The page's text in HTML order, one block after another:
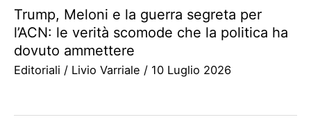
Trump, Meloni e la guerra segreta per
l’ACN: le verità scomode che la politica ha
dovuto ammettere
Editoriali / Livio Varriale / 10 Luglio 2026